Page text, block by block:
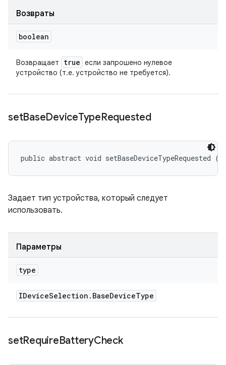
Возвраты
boolean
Возвращает true если запрошено нулевое
устройство (т.е. устройство не требуется).
setBaseDeviceTypeRequested
public abstract void setBaseDeviceTypeRequested (
Задает тип устройства, который следует
использовать.
Параметры
type
IDeviceSelection . BaseDeviceType
setRequireBatteryCheck